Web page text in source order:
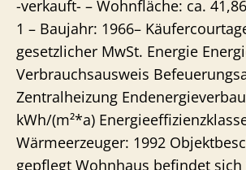
-verkauft- – Wohnfläche: ca.
1 – Baujahr: 1966–
gesetzlicher MwSt. Energie
Verbrauchsausweis
Zentralheizung
kWh/(m²*a)
Wärmeerzeuger: 1992
gepflegt Wohnhaus befindet